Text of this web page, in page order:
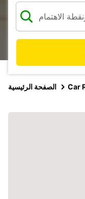
الصفحة الرئيسية Car